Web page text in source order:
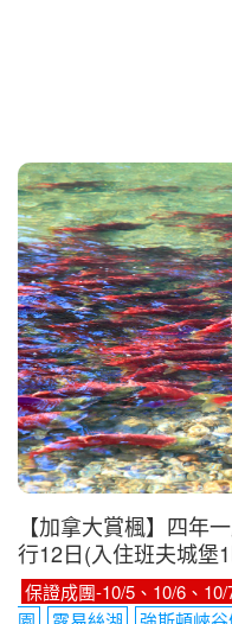
【不丹+尼泊爾】探索
瑞士〜富布吉卡自然
泊爾․喜馬拉雅山日出
喜馬拉雅山日出美景步道
寺之一．虎穴寺
富布吉
189,800 元起